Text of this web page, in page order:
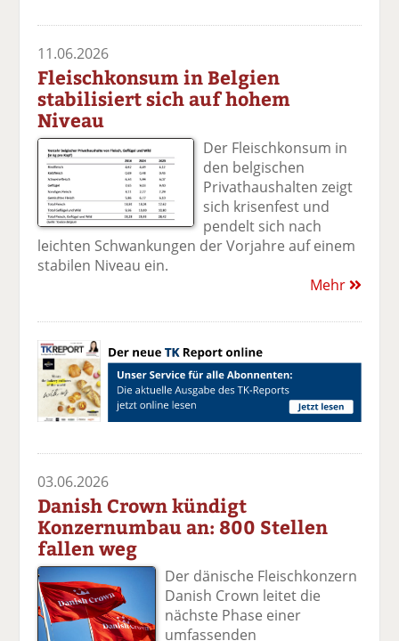
11.06.2026
Fleischkonsum in Belgien
stabilisiert sich auf hohem
Niveau
Der Fleischkonsum in
den belgischen
Privathaushalten zeigt
sich krisenfest und
pendelt sich nach
leichten Schwankungen der Vorjahre auf einem
stabilen Niveau ein.
Mehr
03.06.2026
Danish Crown kündigt
Konzernumbau an: 800 Stellen
fallen weg
Der dänische Fleischkonzern
Danish Crown leitet die
nächste Phase einer
umfassenden